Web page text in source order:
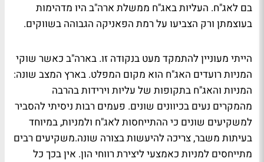
בם לאג"ח. העליות באג"ח ממשלת ארה"ב היו מדהימות
בעוצמתן ורק הצביעו על רמת הפאניקה הגבוהה בשווקים.
הייתי מעוניין להתמקד מעט בנקודה זו. בארה"ב כאשר שוקי
המניות רועדים האג"ח הוא מקום המפלט. בארץ המצב שונה:
המניות והאג"ח בתקופות של עליות וירידות בהרבה
מהמקרים נעים בכיוונים שונים. פעמים רבות ניסיתי להסביר
למשקיעים שונים כי ההתייחסות לאג"ח ולמניות, במיוחד
בעיתות משבר, צריכה להיעשות בצורה שונה.משקיעים רבים
מתייחסים למניות כאמצעי ליצירת רווחי הון. אין בכך כל